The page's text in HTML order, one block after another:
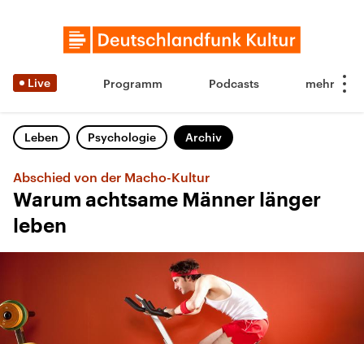
Live Programm Podcasts
Leben Psychologie Archiv
Abschied von der Macho-Kultur
Warum achtsame Männer länger
leben